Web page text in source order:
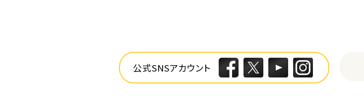
公式SNSアカウント